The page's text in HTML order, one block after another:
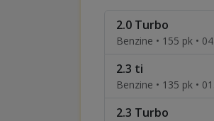
2.0 Turbo
Benzine • 155 pk •
2.3 ti
Benzine • 135 pk •
2.3 Turbo